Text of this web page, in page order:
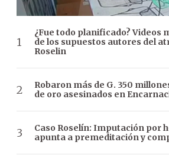
¿Fue todo planificado? Videos
de los supuestos autores del
Roselin
Robaron más de G. 350
de oro asesinados en
Caso Roselín: Imputación por
apunta a premeditación y